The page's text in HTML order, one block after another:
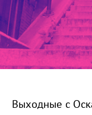
Выходные с